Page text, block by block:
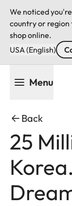
We noticed
country or
shop online.
USA (English)
Menu
Back
25